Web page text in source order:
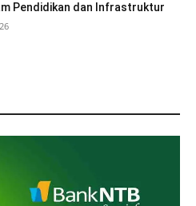
Pendidikan dan Infrastruktur